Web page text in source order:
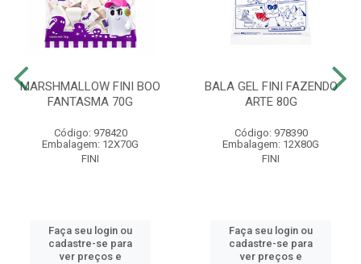
MARSHMALLOW FINI BOO
FANTASMA 70G
Código: 978420
Embalagem: 12X70G
FINI
Faça seu login ou
cadastre-se para
ver preços e
BALA GEL FINI FAZENDO
ARTE 80G
Código: 978390
Embalagem: 12X80G
FINI
Faça seu login ou
cadastre-se para
ver preços e